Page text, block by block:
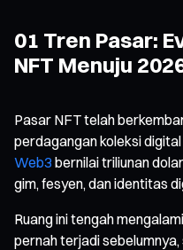
01 Tren Pasar:
NFT Menuju
Pasar NFT telah
perdagangan koleksi
Web3 bernilai triliunan
gim, fesyen, dan identitas
Ruang ini tengah
pernah terjadi